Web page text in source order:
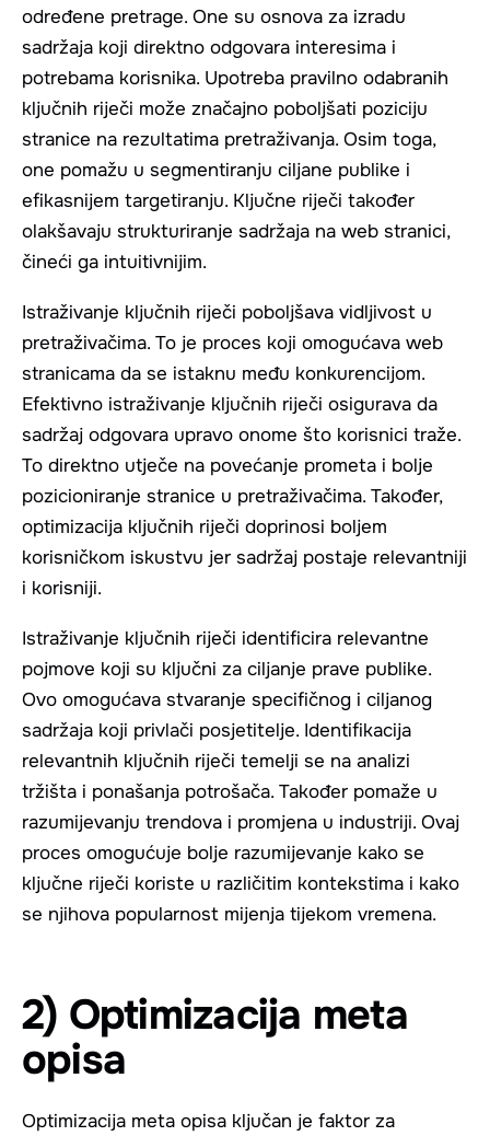
određene pretrage. One su osnova za izradu
sadržaja koji direktno odgovara interesima i
potrebama korisnika. Upotreba pravilno odabranih
ključnih riječi može značajno poboljšati poziciju
stranice na rezultatima pretraživanja. Osim toga,
one pomažu u segmentiranju ciljane publike i
efikasnijem targetiranju. Ključne riječi također
olakšavaju strukturiranje sadržaja na web stranici,
čineći ga intuitivnijim.
Istraživanje ključnih riječi poboljšava vidljivost u
pretraživačima. To je proces koji omogućava web
stranicama da se istaknu među konkurencijom.
Efektivno istraživanje ključnih riječi osigurava da
sadržaj odgovara upravo onome što korisnici traže.
To direktno utječe na povećanje prometa i bolje
pozicioniranje stranice u pretraživačima. Također,
optimizacija ključnih riječi doprinosi boljem
korisničkom iskustvu jer sadržaj postaje relevantniji
i korisniji.
Istraživanje ključnih riječi identificira relevantne
pojmove koji su ključni za ciljanje prave publike.
Ovo omogućava stvaranje specifičnog i ciljanog
sadržaja koji privlači posjetitelje. Identifikacija
relevantnih ključnih riječi temelji se na analizi
tržišta i ponašanja potrošača. Također pomaže u
razumijevanju trendova i promjena u industriji. Ovaj
proces omogućuje bolje razumijevanje kako se
ključne riječi koriste u različitim kontekstima i kako
se njihova popularnost mijenja tijekom vremena.
2) Optimizacija meta
opisa
Optimizacija meta opisa ključan je faktor za